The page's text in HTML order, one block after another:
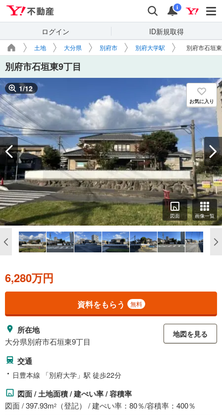
検索 通知
i
ログイン ID新規取得
土地 大分県 別府市 別府大学駅 別府市石垣
別府市石垣東9丁目
1/12
お気に入り
図面 画像一覧
6,280万円
資料をもらう 無料
所在地
大分県別府市石垣東9丁目
地図を見る
交通
日豊本線 「別府大学」駅 徒歩22分
図面 / 土地面積 / 建ぺい率 / 容積率
図面 / 397.93m2 （登記） / 建ぺい率：80％/容積率：400％